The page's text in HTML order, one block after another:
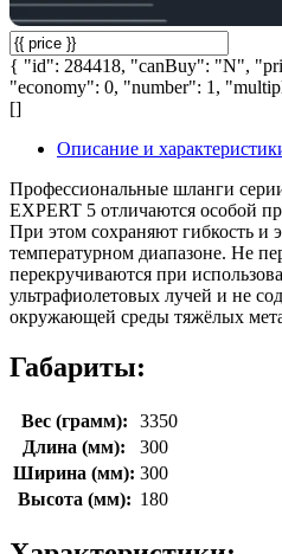
{ "id": 284418, "canBuy": "N",
"economy": 0, "number": 1,
[]
Описание и
Профессиональные шланги
EXPERT 5 отличаются особой
При этом сохраняют гибкость и
температурном диапазоне. Не
перекручиваются при
ультрафиолетовых лучей и не
окружающей среды тяжёлых
Габариты:
Вес (грамм):
3350
Длина (мм):
300
Ширина (мм): 300
Высота (мм): 180